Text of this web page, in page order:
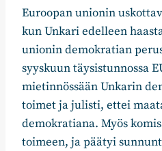
Euroopan unionin
kun Unkari edelleen
unionin demokratian
syyskuun täysistunnossa
mietinnössään Unkarin
toimet ja julisti, ettei
demokratiana. Myös
toimeen, ja päätyi